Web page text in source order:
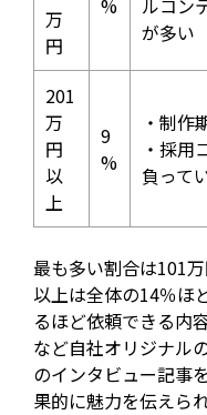
万
円
%
ルコン
が多い
201
万
円
以
上
9
%
・制作
・採用
負って
最も多い割合は101
以上は全体の14％ほ
るほど依頼できる内
など自社オリジナル
のインタビュー記事
果的に魅力を伝えら